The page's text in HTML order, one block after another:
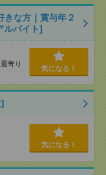
な方｜賞与年２
ルバイト]
寄り
気になる！
気になる！